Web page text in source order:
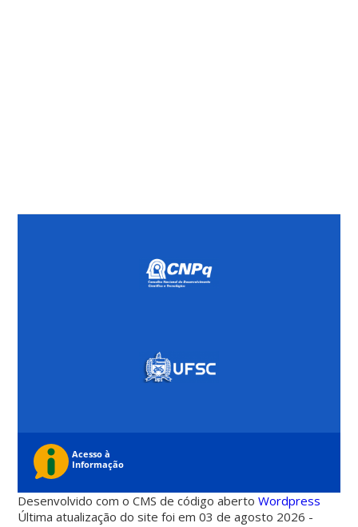
Desenvolvido com o CMS de código abertoWordpress
Última atualização do site foi em 03 de agosto 2026 -